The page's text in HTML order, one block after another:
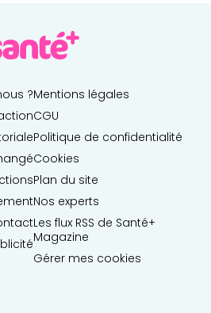
?Mentions légales
CGU
Politique de confidentialité
Cookies
Plan du site
Nos experts
Les flux RSS de Santé+
Magazine
Gérer mes cookies